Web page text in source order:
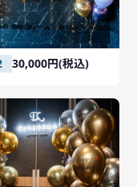
30,000円(税込)